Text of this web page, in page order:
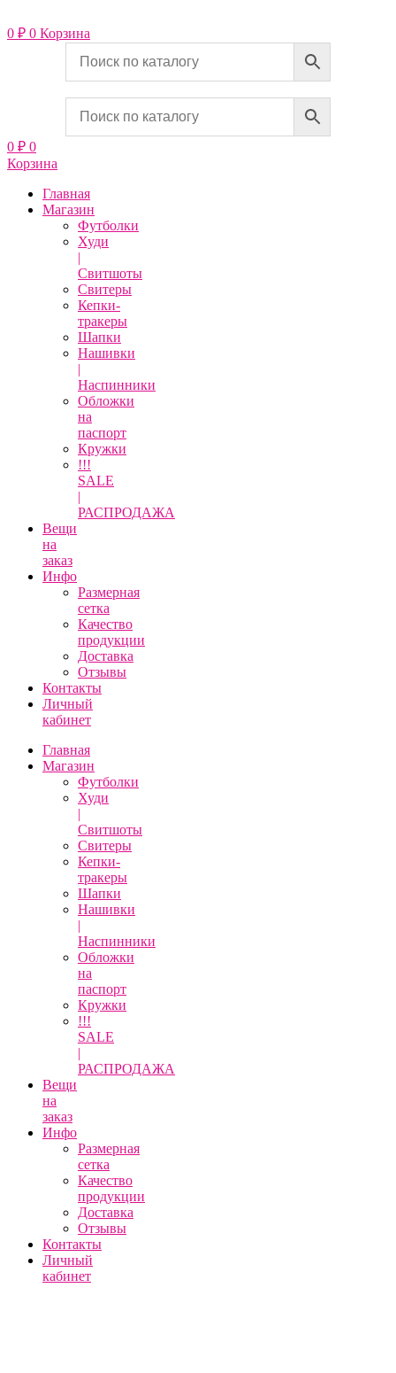
к
содержимому
0 ₽ 0 Корзина
0 ₽ 0
Корзина
Главная
Магазин
Футболки
Худи
|
Свитшоты
Свитеры
Кепки-
тракеры
Шапки
Нашивки
|
Наспинники
Обложки
на
паспорт
Кружки
!!!
SALE
|
РАСПРОДАЖА
Вещи
на
заказ
Инфо
Размерная
сетка
Качество
продукции
Доставка
Отзывы
Контакты
Личный
кабинет
Главная
Магазин
Футболки
Худи
|
Свитшоты
Свитеры
Кепки-
тракеры
Шапки
Нашивки
|
Наспинники
Обложки
на
паспорт
Кружки
!!!
SALE
|
РАСПРОДАЖА
Вещи
на
заказ
Инфо
Размерная
сетка
Качество
продукции
Доставка
Отзывы
Контакты
Личный
кабинет